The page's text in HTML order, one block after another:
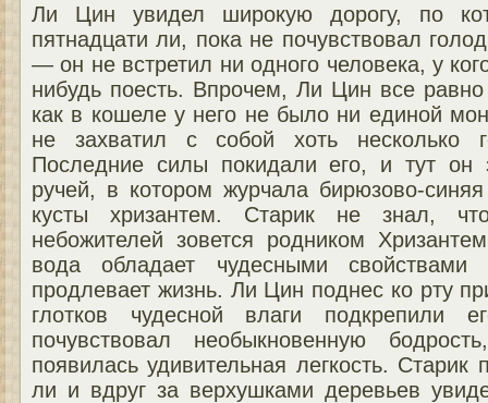
Ли Цин увидел широкую дорогу, по
пятнадцати ли, пока не почувствовал
— он не встретил ни одного человека, у
нибудь поесть. Впрочем, Ли Цин все
как в кошеле у него не было ни единой
не захватил с собой хоть несколько
Последние силы покидали его, и тут он
ручей, в котором журчала бирюзово-
кусты хризантем. Старик не знал,
небожителей зовется родником
вода обладает чудесными
продлевает жизнь. Ли Цин поднес ко рту
глотков чудесной влаги подкрепили
почувствовал необыкновенную
появилась удивительная легкость.
ли и вдруг за верхушками деревьев